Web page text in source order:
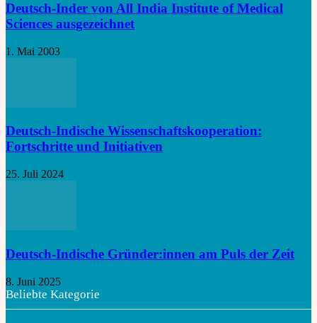
Deutsch-Inder von All India Institute of Medical
Sciences ausgezeichnet
1. Mai 2003
Deutsch-Indische Wissenschaftskooperation:
Fortschritte und Initiativen
25. Juli 2024
Deutsch-Indische Gründer:innen am Puls der Zeit
8. Juni 2025
Beliebte Kategorie